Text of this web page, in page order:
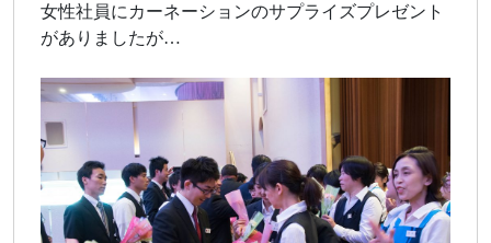
女性社員にカーネーションのサプライズプレゼント
がありましたが…